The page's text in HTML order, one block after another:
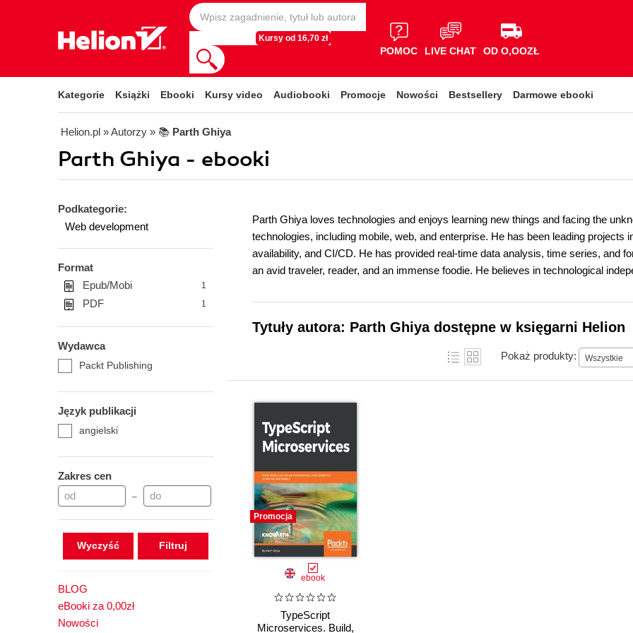
Kursy od 16,70 zł
POMOC LIVE CHAT OD O,OOZŁ
Kategorie Książki Ebooki Kursy video Audiobooki Promocje Nowości Bestsellery Darmowe ebooki
Helion.pl » Autorzy » 📚 Parth Ghiya
Parth Ghiya - ebooki
Podkategorie:
Web development
Format
Epub/Mobi
1
PDF 1
Wydawca
Packt Publishing
Język publikacji
angielski
Zakres cen
–
Wyczyść
BLOG
eBooki za 0,00zł
Nowości
Parth Ghiya loves technologies and enjoys learning new things and facing the
technologies, including mobile, web, and enterprise. He has been leading projects
availability, and CI/CD. He has provided real-time data analysis, time series, and
an avid traveler, reader, and an immense foodie. He believes in technological
Tytuły autora: Parth Ghiya dostępne w księgarni Helion
Pokaż produkty: Wszystkie
Promocja
ebook
TypeScript
Microservices. Build,